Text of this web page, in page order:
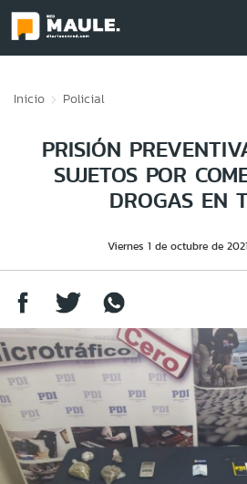
Inicio Policial
PRISIÓN
SUJETOS POR
DROGAS EN
Viernes 1 de octubre de 2021